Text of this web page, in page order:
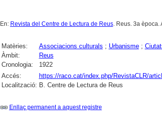
En: Revista del Centre de Lectura de Reus. Reus. 3a època.
Matèries: Associacions culturals ; Urbanisme;
Àmbit:
Reus
Cronologia:
1922
Accés:
https://raco.cat/index.php/RevistaCLR/
Localització: B. Centre de Lectura de Reus
Enllaç permanent a aquest registre